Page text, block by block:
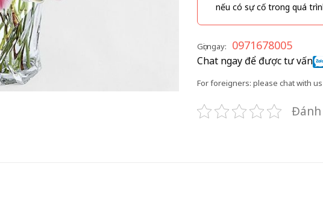
nếu có sự cố trong quá
Gọi ngay: 0971678005
Chat ngay để được tư vấn
For foreigners: please chat with